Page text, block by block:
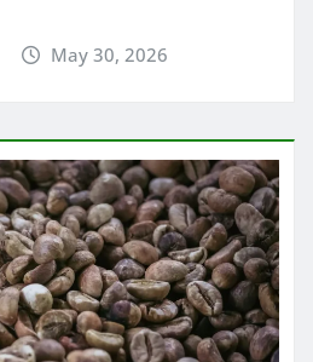
May 30, 2026